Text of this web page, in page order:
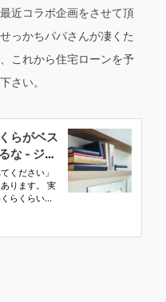
近コラボ企画をさせて頂
っかちパパさんが凄くた
これから住宅ローンを予
さい。